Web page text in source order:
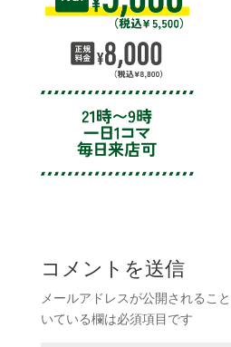
コメントを送信
メールアドレスが公開されること
いている欄は必須項目です